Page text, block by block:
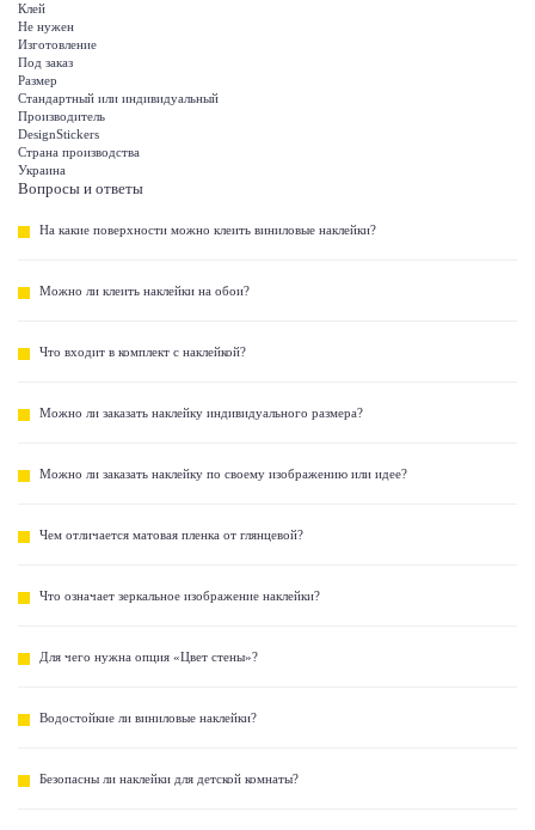
Клей
Не нужен
Изготовление
Под заказ
Размер
Стандартный или индивидуальный
Производитель
DesignStickers
Страна производства
Украина
Вопросы и ответы
На какие поверхности можно клеить виниловые наклейки?
Можно ли клеить наклейки на обои?
Что входит в комплект с наклейкой?
Можно ли заказать наклейку индивидуального размера?
Можно ли заказать наклейку по своему изображению или идее?
Чем отличается матовая пленка от глянцевой?
Что означает зеркальное изображение наклейки?
Для чего нужна опция «Цвет стены»?
Водостойкие ли виниловые наклейки?
Безопасны ли наклейки для детской комнаты?